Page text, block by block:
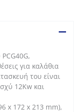
για καλάθια
του είναι
12Kw και
x 172 x 213 mm),